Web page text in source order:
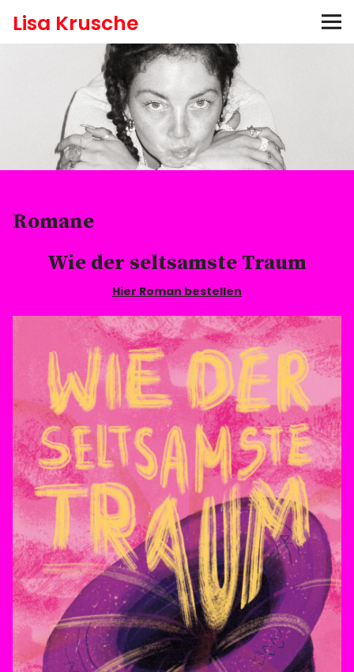
Lisa Krusche
Aktuelles
Hören
Newsletter abonnieren
Instagram
Imprint
Info
Romane
Wie der seltsamste Traum
Hier Roman bestellen